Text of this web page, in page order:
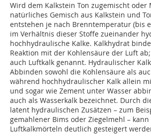
Wird dem Kalkstein Ton zugemischt oder
natürliches Gemisch aus Kalkstein und
entstehen je nach Brenntemperatur (bis
im Verhältnis dieser Stoffe zueinander
hochhydraulische Kalke. Kalkhydrat
Reaktion mit der Kohlensäure der Luft
auch Luftkalk genannt. Hydraulischer
Abbinden sowohl die Kohlensäure als
während hochhydraulischer Kalk allein
und sogar wie Zement unter Wasser
auch als Wasserkalk bezeichnet. Durch
latent hydraulischen Zusätzen – zum
gemahlener Bims oder Ziegelmehl –
Luftkalkmörteln deutlich gesteigert